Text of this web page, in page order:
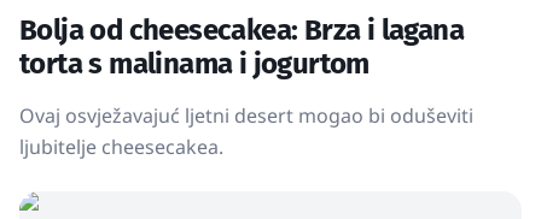
Gospodarstvo
Život
Crna kronika
Sport
Kultura
Bolja od cheesecakea: Brza i lagana
torta s malinama i jogurtom
Ovaj osvježavajuć ljetni desert mogao bi oduševiti
ljubitelje cheesecakea.